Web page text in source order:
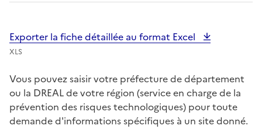
Exporter la fiche détaillée au format Excel
XLS
Vous pouvez saisir votre préfecture de département
ou la DREAL de votre région (service en charge de la
prévention des risques technologiques) pour toute
demande d'informations spécifiques à un site donné.